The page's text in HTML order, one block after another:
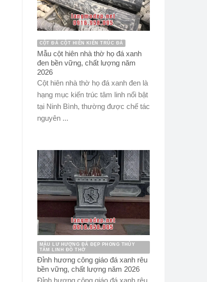
CỘT ĐÁ CỘT HIÊN KIẾN TRÚC ĐÁ
Mẫu cột hiên nhà thờ họ đá xanh
đen bền vững, chất lượng năm
2026
Cột hiên nhà thờ họ đá xanh đen là
hạng mục kiến trúc tâm linh nổi bật
tại Ninh Bình, thường được chế tác
nguyên ...
MẪU LƯ HƯƠNG ĐÁ ĐẸP PHONG THỦY
TÂM LINH ĐỒ THỜ
Đỉnh hương công giáo đá xanh rêu
bền vững, chất lượng năm 2026
Đỉnh hương công giáo đá xanh rêu